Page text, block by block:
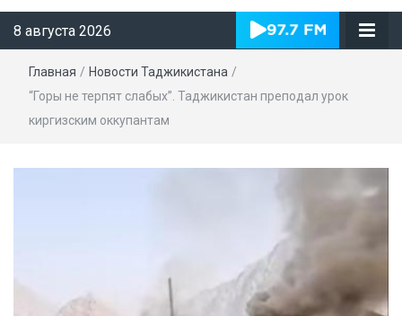
8 августа 2026
Главная / Новости Таджикистана /
“Горы не терпят слабых”. Таджикистан преподал урок
киргизским оккупантам